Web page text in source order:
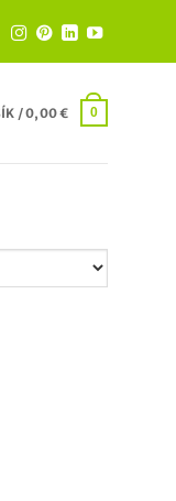
/0,00€ 0